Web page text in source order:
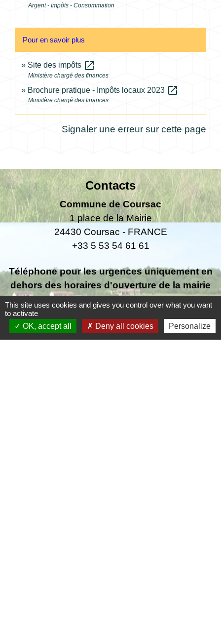
Argent - Impôts - Consommation
Pour en savoir plus
Site des impôts open_in_new
Ministère chargé des finances
Brochure pratique - Impôts locaux 2023 open_in_new
Ministère chargé des finances
Signaler une erreur sur cette page
Contacts
Commune de Coursac
1 place de la Mairie
24430 Coursac - FRANCE
+33 5 53 54 61 61
Téléphone pour les urgences uniquement en
dehors des horaires d'ouverture de la mairie
06.25.42.48.37
This site uses cookies and gives you control over what you want
to activate
OK, accept all
Deny all cookies Personalize